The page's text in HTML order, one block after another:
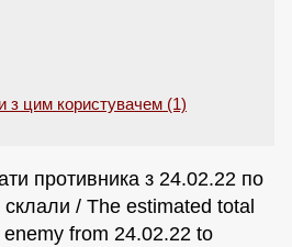
з цим користувачем (1)
противника з 24.02.22 по
склали / The estimated total
from 24.02.22 to